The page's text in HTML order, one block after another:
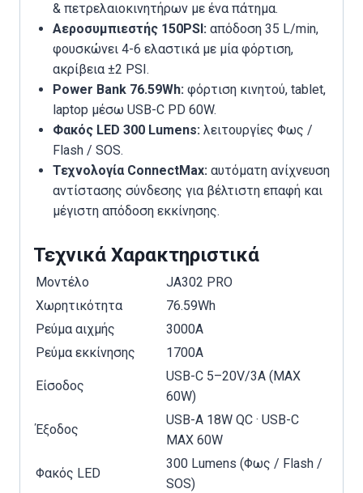
& πετρελαιοκινητήρων με ένα πάτημα.
Αεροσυμπιεστής 150PSI: απόδοση 35 L/min,
φουσκώνει 4-6 ελαστικά με μία φόρτιση,
ακρίβεια ±2 PSI.
Power Bank 76.59Wh: φόρτιση κινητού, tablet,
laptop μέσω USB-C PD 60W.
Φακός LED 300 Lumens: λειτουργίες Φως /
Flash / SOS.
Τεχνολογία ConnectMax: αυτόματη ανίχνευση
αντίστασης σύνδεσης για βέλτιστη επαφή και
μέγιστη απόδοση εκκίνησης.
Τεχνικά Χαρακτηριστικά
Μοντέλο
JA302 PRO
Χωρητικότητα
76.59Wh
Ρεύμα αιχμής
3000A
Ρεύμα εκκίνησης
1700A
Είσοδος
USB-C 5–20V/3A (MAX
60W)
Έξοδος
USB-A 18W QC · USB-C
MAX 60W
Φακός LED
300 Lumens (Φως / Flash /
SOS)